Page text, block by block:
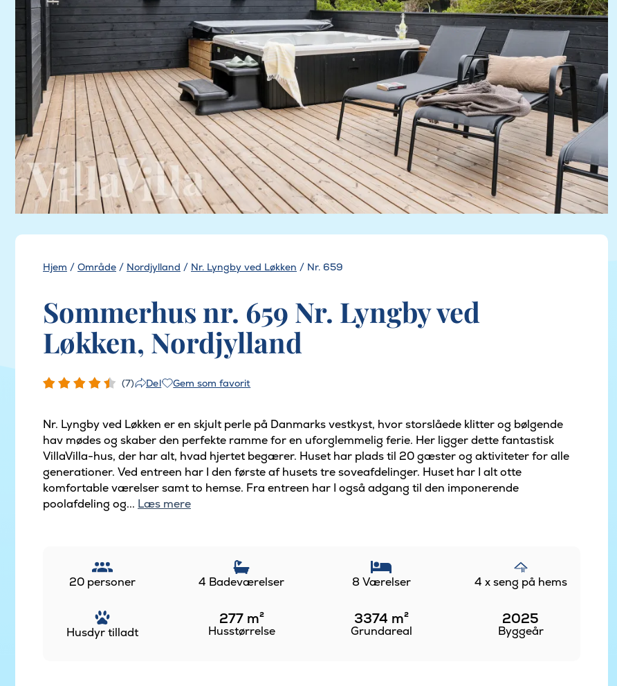
Hjem / Område / Nordjylland / Nr. Lyngby ved Løkken / Nr. 659
Sommerhus nr. 659 Nr. Lyngby ved
Løkken, Nordjylland
(7) Del Gem som favorit
Nr. Lyngby ved Løkken er en skjult perle på Danmarks vestkyst, hvor storslåede klitter og bølgende
hav mødes og skaber den perfekte ramme for en uforglemmelig ferie. Her ligger dette fantastisk
VillaVilla-hus, der har alt, hvad hjertet begærer. Huset har plads til 20 gæster og aktiviteter for alle
generationer. Ved entreen har I den første af husets tre soveafdelinger. Huset har I alt otte
komfortable værelser samt to hemse. Fra entreen har I også adgang til den imponerende
poolafdeling og... Læs mere
20 personer 4 Badeværelser 8 Værelser 4 x seng på hems
Husdyr tilladt
277 m²
Husstørrelse
3374 m²
Grundareal
2025
Byggeår